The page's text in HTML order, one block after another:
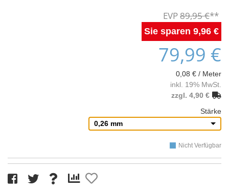
89,95 €
9,96 €
79,99 €
0,08 € / Meter
inkl. 19% MwSt.
zzgl. 4,90 €
Stärke
0,26 mm
Nicht Verfügbar